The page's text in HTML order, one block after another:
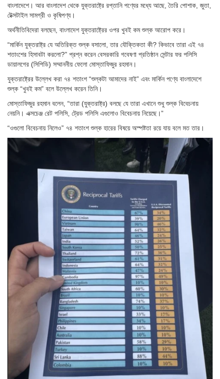
বাংলাদেশে। আর বাংলাদেশ থেকে যুক্তরাষ্ট্রে রপ্তানি পণ্যের মধ্যে আছে, তৈরি পোশাক, জুতা,
টেক্সটাইল সামগ্রী ও কৃষিপণ্য।
অর্থনীতিবিদেরা বলছেন, বাংলাদেশ যুক্তরাষ্ট্রের ওপর খুবই কম শুল্ক আরোপ করে।
“মার্কিন যুক্তরাষ্ট্র যে অতিরিক্ত শুল্ক বসালো, তার যৌক্তিকতা কী? কিভাবে তারা এই ৭৪
শতাংশের হিসাবটা করলো?” প্রশ্ন করেন বেসরকারি গবেষণা প্রতিষ্ঠান সেন্টার ফর পলিসি
ডায়ালগের (সিপিডি) সম্মাননীয় ফেলো মোস্তাফিজুর রহমান।
যুক্তরাষ্ট্রের উল্লেখ করা ৭৪ শতাংশ “শুল্কটা আমাদের নাই” এবং মার্কিন পণ্যে বাংলাদেশে
শুল্ক “খুবই কম” বলে উল্লেখ করেন তিনি।
মোস্তাফিজুর রহমান বলেন, “তারা (যুক্তরাষ্ট্র) বলছে যে তারা এখানে শুধু শুল্ক বিবেচনায়
নেয়নি। এক্সচেঞ্জ রেট পলিসি, ট্রেড পলিসি এগুলোও বিবেচনায় নিয়েছে।”
“ওগুলো বিবেচনায় নিলেও” ৭৪ শতাংশ শুল্ক হারের বিষয়ে অস্পষ্টতা রয়ে যায় বলে মত তার।